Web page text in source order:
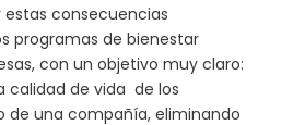
consecuencias
programas de bienestar
con un objetivo muy claro:
calidad de vida de los
de una compañía, eliminando